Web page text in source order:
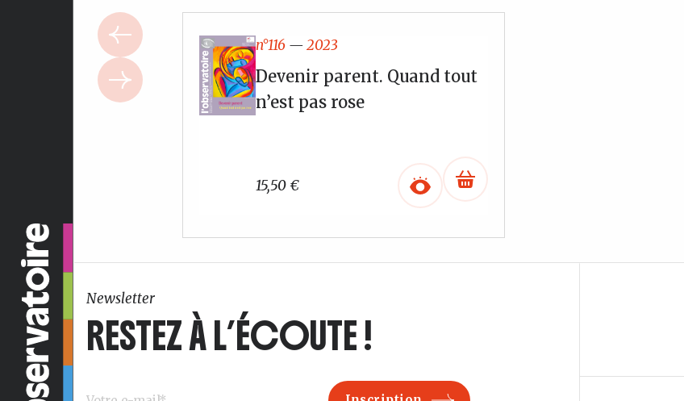
n°116 —2023
Devenir parent. Quand tout
n’est pas rose
15,50€
Newsletter
RESTEZ À L’ÉCOUTE !